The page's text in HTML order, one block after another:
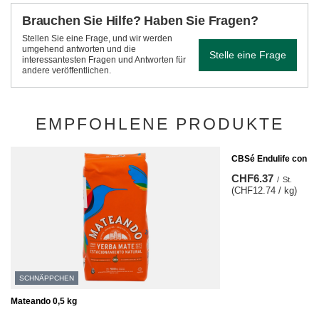
Brauchen Sie Hilfe? Haben Sie Fragen?
Stellen Sie eine Frage, und wir werden
umgehend antworten und die
interessantesten Fragen und Antworten für
andere veröffentlichen.
Stelle eine Frage
EMPFOHLENE PRODUKTE
SCHNÄPPCHEN
Mateando 0,5 kg
CBSé Endulife con
CHF6.37 / St.
(CHF12.74 / kg)